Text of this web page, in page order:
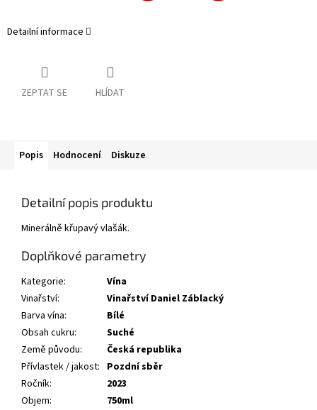
Detailní informace
ZEPTAT SE HLÍDAT
Popis Hodnocení Diskuze
Detailní popis produktu
Minerálně křupavý vlašák.
Doplňkové parametry
Kategorie:
Vína
Vinařství:
Vinařství Daniel Záblacký
Barva vína:
Bílé
Obsah cukru:
Suché
Země původu:
Česká republika
Přívlastek / jakost: Pozdní sběr
Ročník:
2023
Objem:
750ml